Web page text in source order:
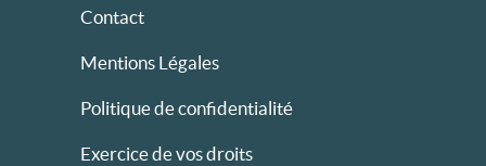
Contact
Mentions Légales
Politique de confidentialité
Exercice de vos droits